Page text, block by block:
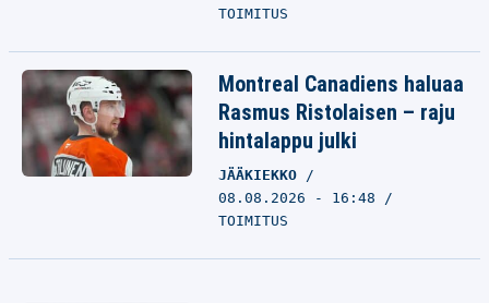
TOIMITUS
Montreal Canadiens haluaa
Rasmus Ristolaisen – raju
hintalappu julki
JÄÄKIEKKO
08.08.2026 - 16:48
TOIMITUS